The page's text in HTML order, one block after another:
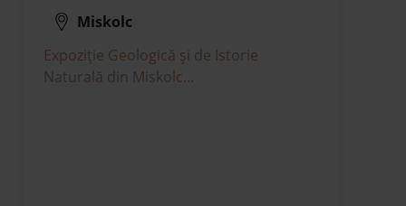
Miskolc
Expoziție Geologică și de Istorie
Naturală din Miskolc...